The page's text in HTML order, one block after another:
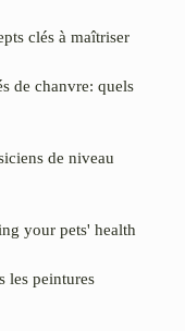
clés à maîtriser
de chanvre: quels
de niveau
your pets' health
les peintures